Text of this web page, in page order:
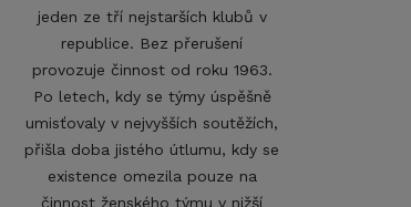
jeden ze tří nejstarších klubů v
republice. Bez přerušení
provozuje činnost od roku 1963.
Po letech, kdy se týmy úspěšně
umisťovaly v nejvyšších soutěžích,
přišla doba jistého útlumu, kdy se
existence omezila pouze na
činnost ženského týmu v nižší